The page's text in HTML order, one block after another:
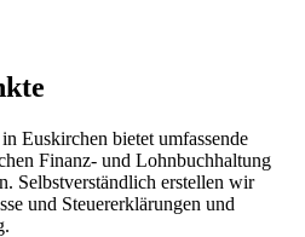
Euskirchen bietet umfassende
Finanz- und Lohnbuchhaltung
Selbstverständlich erstellen wir
und Steuererklärungen und